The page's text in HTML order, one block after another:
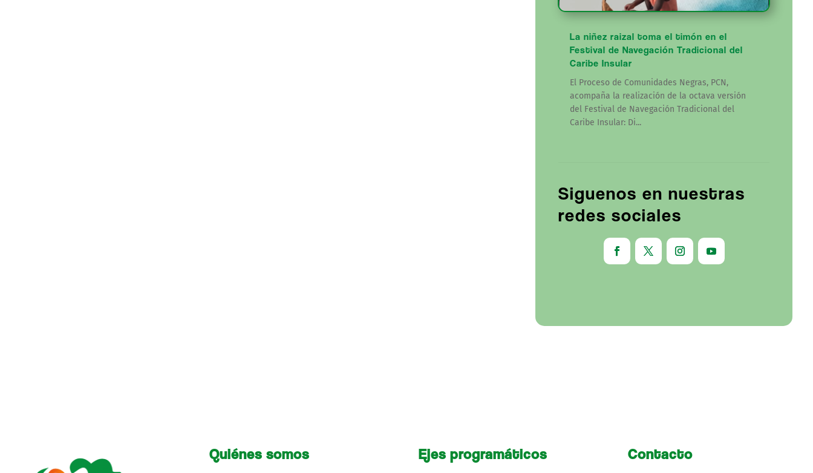
La niñez raizal toma el timón en el
Festival de Navegación Tradicional del
Caribe Insular
El Proceso de Comunidades Negras, PCN,
acompaña la realización de la octava versión
del Festival de Navegación Tradicional del
Caribe Insular: Di...
Siguenos en nuestras
redes sociales
Quiénes somos Ejes programáticos Contacto